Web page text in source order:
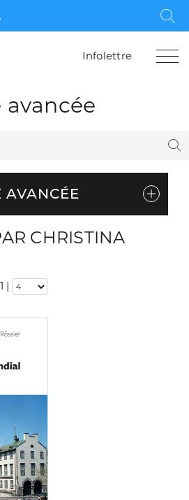
Infolettre
avancée
AVANCÉE
CHRISTINA
|